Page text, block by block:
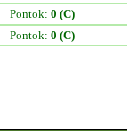
Pontok: 0 (C)
Pontok: 0 (C)